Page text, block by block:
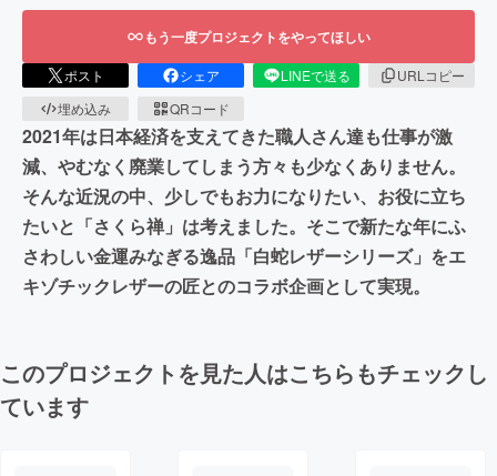
もう一度プロジェクトをやってほしい
ポスト シェア LINEで送る
URLコピー
埋め込み
QRコード
2021年は日本経済を支えてきた職人さん達も仕事が激
減、やむなく廃業してしまう方々も少なくありません。
そんな近況の中、少しでもお力になりたい、お役に立ち
たいと「さくら禅」は考えました。そこで新たな年にふ
さわしい金運みなぎる逸品「白蛇レザーシリーズ」をエ
キゾチックレザーの匠とのコラボ企画として実現。
このプロジェクトを見た人はこちらもチェックし
ています